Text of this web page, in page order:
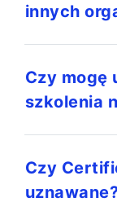
innych
Czy
szkolenia
Czy